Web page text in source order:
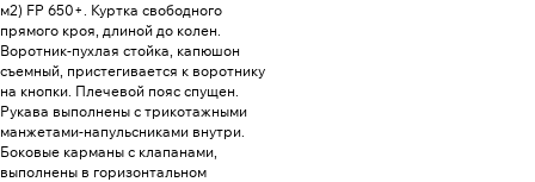
м2) FP 650+. Куртка свободного
прямого кроя, длиной до колен.
Воротник-пухлая стойка, капюшон
съемный, пристегивается к воротнику
на кнопки. Плечевой пояс спущен.
Рукава выполнены с трикотажными
манжетами-напульсниками внутри.
Боковые карманы с клапанами,
выполнены в горизонтальном